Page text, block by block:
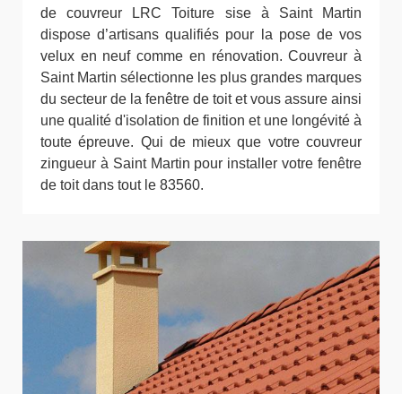
de couvreur LRC Toiture sise à Saint Martin
dispose d’artisans qualifiés pour la pose de vos
velux en neuf comme en rénovation. Couvreur à
Saint Martin sélectionne les plus grandes marques
du secteur de la fenêtre de toit et vous assure ainsi
une qualité d'isolation de finition et une longévité à
toute épreuve. Qui de mieux que votre couvreur
zingueur à Saint Martin pour installer votre fenêtre
de toit dans tout le 83560.